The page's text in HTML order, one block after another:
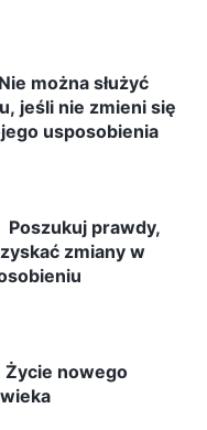
można służyć
jeśli nie zmieni się
usposobienia
prawdy,
zmiany w
nowego